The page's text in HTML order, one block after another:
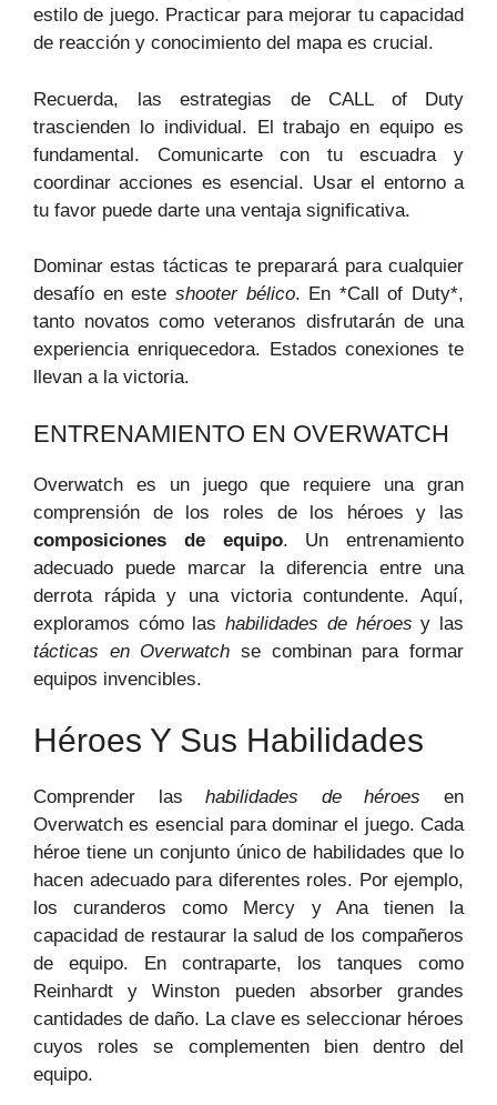
estilo de juego. Practicar para mejorar tu capacidad
de reacción y conocimiento del mapa es crucial.
Recuerda, las estrategias de CALL of Duty
trascienden lo individual. El trabajo en equipo es
fundamental. Comunicarte con tu escuadra y
coordinar acciones es esencial. Usar el entorno a
tu favor puede darte una ventaja significativa.
Dominar estas tácticas te preparará para cualquier
desafío en este shooter bélico. En *Call of Duty*,
tanto novatos como veteranos disfrutarán de una
experiencia enriquecedora. Estados conexiones te
llevan a la victoria.
ENTRENAMIENTO EN OVERWATCH
Overwatch es un juego que requiere una gran
comprensión de los roles de los héroes y las
composiciones de equipo. Un entrenamiento
adecuado puede marcar la diferencia entre una
derrota rápida y una victoria contundente. Aquí,
exploramos cómo lashabilidades de héroes y las
tácticas en Overwatch se combinan para formar
equipos invencibles.
Héroes Y Sus Habilidades
Comprender lashabilidades de héroes en
Overwatch es esencial para dominar el juego. Cada
héroe tiene un conjunto único de habilidades que lo
hacen adecuado para diferentes roles. Por ejemplo,
los curanderos como Mercy y Ana tienen la
capacidad de restaurar la salud de los compañeros
de equipo. En contraparte, los tanques como
Reinhardt y Winston pueden absorber grandes
cantidades de daño. La clave es seleccionar héroes
cuyos roles se complementen bien dentro del
equipo.